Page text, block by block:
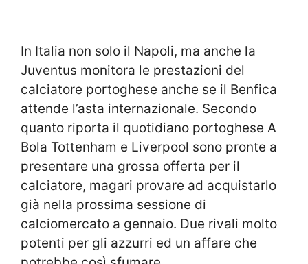
In Italia non solo il Napoli, ma anche la
Juventus monitora le prestazioni del
calciatore portoghese anche se il Benfica
attende l’asta internazionale. Secondo
quanto riporta il quotidiano portoghese A
Bola Tottenham e Liverpool sono pronte a
presentare una grossa offerta per il
calciatore, magari provare ad acquistarlo
già nella prossima sessione di
calciomercato a gennaio. Due rivali molto
potenti per gli azzurri ed un affare che